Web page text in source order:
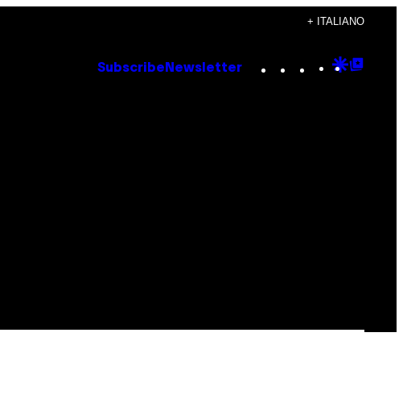
+ ITALIANO
Subscribe Newsletter Instagram
TikTok
YouTube
Google